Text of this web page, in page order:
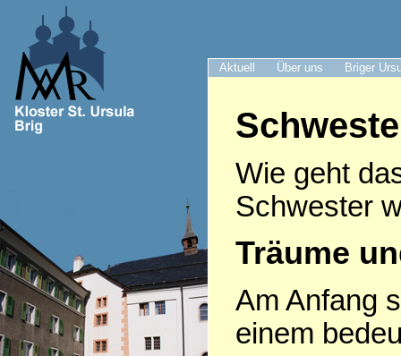
Aktuell Über uns Briger
Wie geht
Schwester
Träume
Am Anfang
einem